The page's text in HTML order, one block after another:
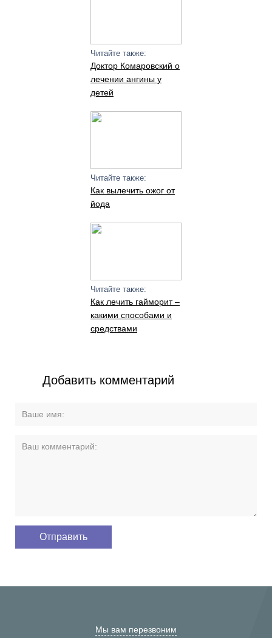
Читайте также:
Доктор Комаровский о
лечении ангины у
детей
Читайте также:
Как вылечить ожог от
йода
Читайте также:
Как лечить гайморит –
какими способами и
средствами
Добавить комментарий
Мы вам перезвоним